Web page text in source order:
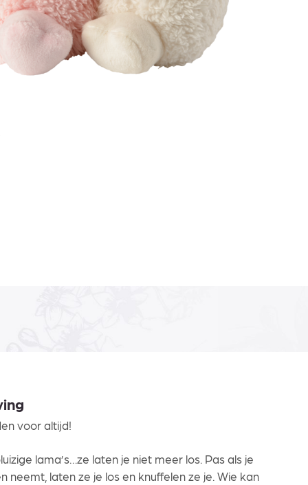
voor altijd!
lama’s… ze laten je niet meer los. Pas als je
neemt, laten ze je los en knuffelen ze je. Wie kan